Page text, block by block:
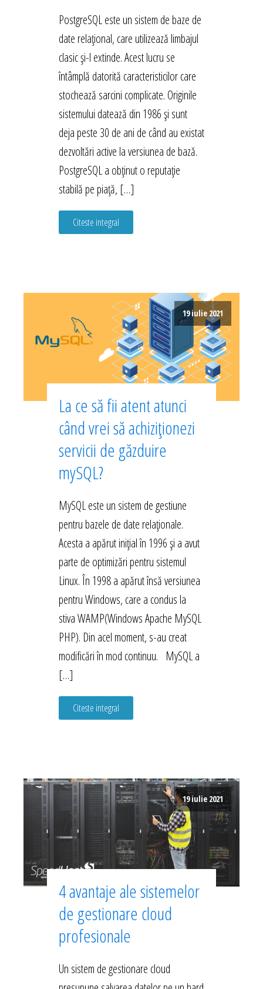
PostgreSQL este un sistem de baze de
date relațional, care utilizează limbajul
clasic și-l extinde. Acest lucru se
întâmplă datorită caracteristicilor care
stochează sarcini complicate. Originile
sistemului datează din 1986 și sunt
deja peste 30 de ani de când au existat
dezvoltări active la versiunea de bază.
PostgreSQL a obținut o reputație
stabilă pe piață, […]
Citeste integral
19 iulie 2021
La ce să fii atent atunci
când vrei să achiziționezi
servicii de găzduire
mySQL?
MySQL este un sistem de gestiune
pentru bazele de date relaționale.
Acesta a apărut inițial în 1996 și a avut
parte de optimizări pentru sistemul
Linux. În 1998 a apărut însă versiunea
pentru Windows, care a condus la
stiva WAMP(Windows Apache MySQL
PHP). Din acel moment, s-au creat
modificări în mod continuu. MySQL a
[…]
Citeste integral
19 iulie 2021
4 avantaje ale sistemelor
de gestionare cloud
profesionale
Un sistem de gestionare cloud